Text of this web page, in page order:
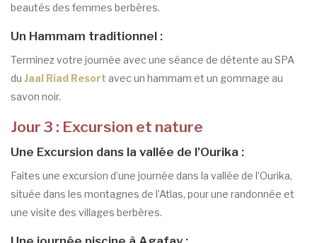
beautés des femmes berbères.
Un Hammam traditionnel :
Terminez votre journée avec une séance de détente au SPA
du Jaal Riad Resort avec un hammam et un gommage au
savon noir.
Jour 3 : Excursion et nature
Une Excursion dans la vallée de l’Ourika :
Faites une excursion d’une journée dans la vallée de l’Ourika,
située dans les montagnes de l’Atlas, pour une randonnée et
une visite des villages berbères.